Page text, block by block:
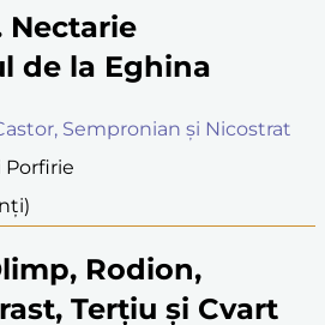
Nectarie
de la Eghina
Sempronian și Nicostrat
Porfirie
Rodion,
Terțiu și Cvart